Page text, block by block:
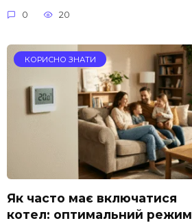
0 20
КОРИСНО ЗНАТИ
Як часто має включатися
котел: оптимальний режим